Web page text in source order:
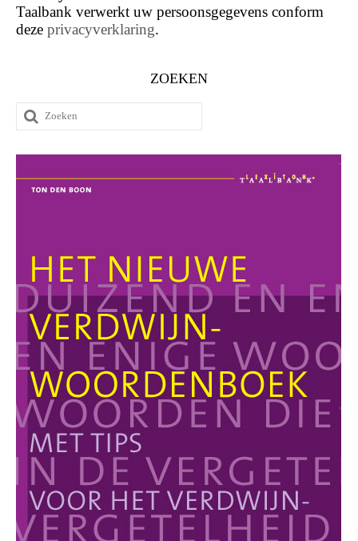
Taalbank verwerkt uw persoonsgegevens conform
deze privacyverklaring.
ZOEKEN
Zoeken
naar: